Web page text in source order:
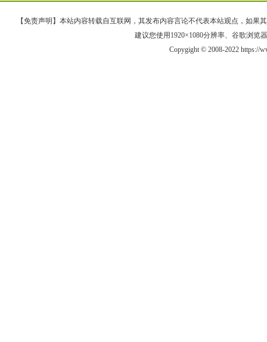
【免责声明】本站内容转载自互联网，其发布内容言论不代表本站观点，如果
建议您使用1920×1080分辨率、谷歌浏览
Copygight © 2008-2022 https://